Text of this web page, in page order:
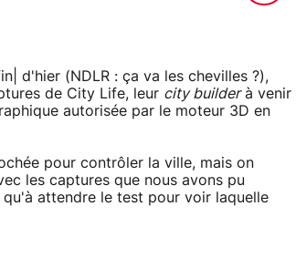
d'hier (NDLR : ça va les chevilles ?),
de City Life, leur city builderà venir
autorisée par le moteur 3D en
pour contrôler la ville, mais on
les captures que nous avons pu
qu'à attendre le test pour voir laquelle